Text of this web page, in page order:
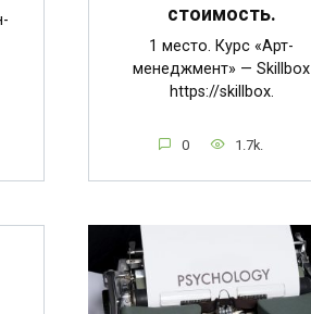
стоимость.
1 место. Курс «Арт-
менеджмент» — Skillbox
https://skillbox.
0 1.7k.